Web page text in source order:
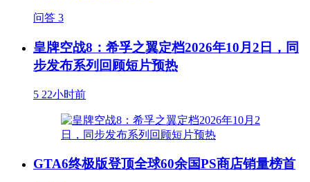
问答 3
皇牌空战8：希孚之翼定档2026年10月2日，同
步发布系列回顾短片预热
5 22小时前
GTA6终极版登顶全球60余国PS商店销量榜首